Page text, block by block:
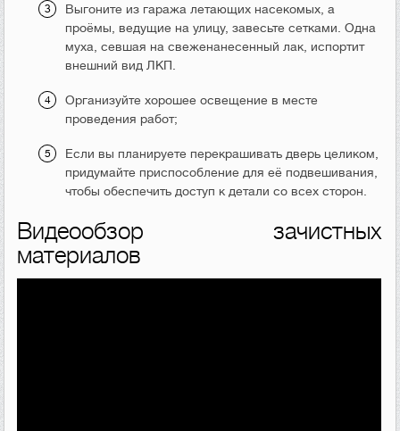
Выгоните из гаража летающих насекомых, а
проёмы, ведущие на улицу, завесьте сетками. Одна
муха, севшая на свеженанесенный лак, испортит
внешний вид ЛКП.
Организуйте хорошее освещение в месте
проведения работ;
Если вы планируете перекрашивать дверь целиком,
придумайте приспособление для её подвешивания,
чтобы обеспечить доступ к детали со всех сторон.
Видеообзор зачистных
материалов